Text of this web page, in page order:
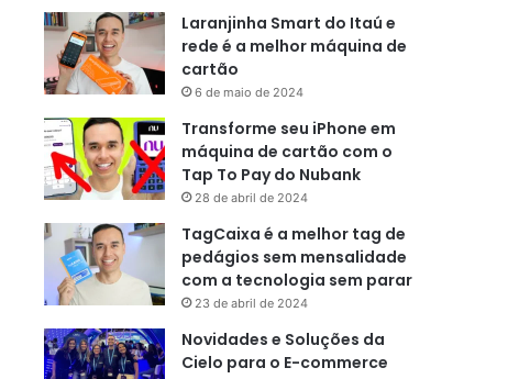
Laranjinha Smart do Itaú e
rede é a melhor máquina de
cartão
6 de maio de 2024
Transforme seu iPhone em
máquina de cartão com o
Tap To Pay do Nubank
28 de abril de 2024
TagCaixa é a melhor tag de
pedágios sem mensalidade
com a tecnologia sem parar
23 de abril de 2024
Novidades e Soluções da
Cielo para o E-commerce